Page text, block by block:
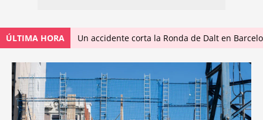
ÚLTIMA HORA Un accidente corta la Ronda de Dalt en